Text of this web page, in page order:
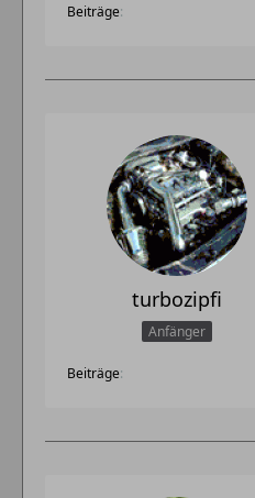
Beiträge
turbozipfi
Anfänger
Beiträge